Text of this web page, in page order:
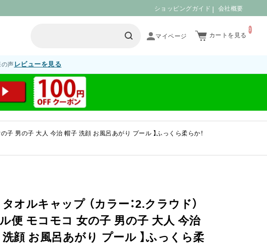
ショッピングガイド 会社概要
カートを見る
0
声 レビューを見る
子 男の子 大人 今治 帽子 洗顔 お風呂あがり プール 】ふっくら柔らか！
オルキャップ （カラー：2.クラウド）
便 モコモコ 女の子 男の子 大人 今治
顔 お風呂あがり プール 】ふっくら柔